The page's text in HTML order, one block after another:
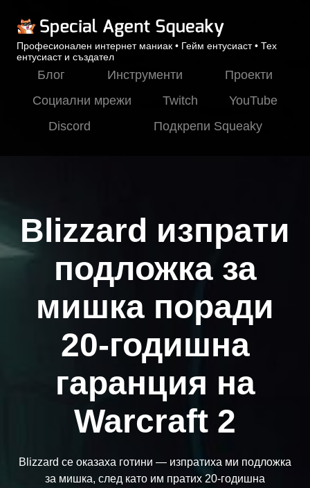
Професионален интернет маниак • Гейм ентусиаст • Тех
ентусиаст и създател
Блог Инструменти
Проекти
Социални мрежи
Twitch
YouTube
Discord
Подкрепи Squeaky
Blizzard изпрати
подложка за
мишка поради
20-годишна
гаранция на
Warcraft 2
Blizzard се оказаха готини — изпратиха ми подложка
за мишка, след като им пратих 20-годишна